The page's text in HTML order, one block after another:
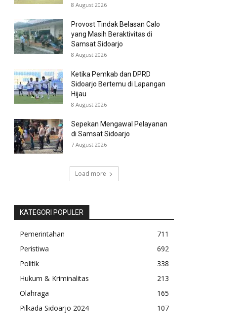
8 August 2026
Provost Tindak Belasan Calo
yang Masih Beraktivitas di
Samsat Sidoarjo
8 August 2026
Ketika Pemkab dan DPRD
Sidoarjo Bertemu di Lapangan
Hijau
8 August 2026
Sepekan Mengawal Pelayanan
di Samsat Sidoarjo
7 August 2026
Load more
KATEGORI POPULER
Pemerintahan
711
Peristiwa
692
Politik
338
Hukum & Kriminalitas
213
Olahraga
165
Pilkada Sidoarjo 2024
107